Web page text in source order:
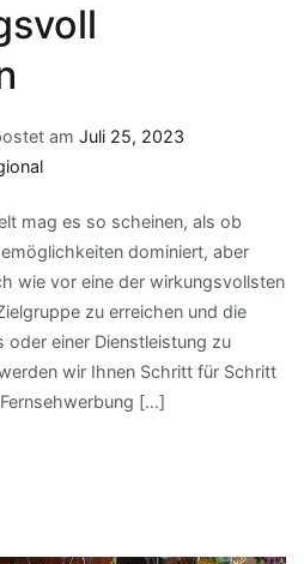
am Juli 25, 2023
mag es so scheinen, als ob
dominiert, aber
wie vor eine der wirkungsvollsten
zu erreichen und die
oder einer Dienstleistung zu
wir Ihnen Schritt für Schritt
[…]